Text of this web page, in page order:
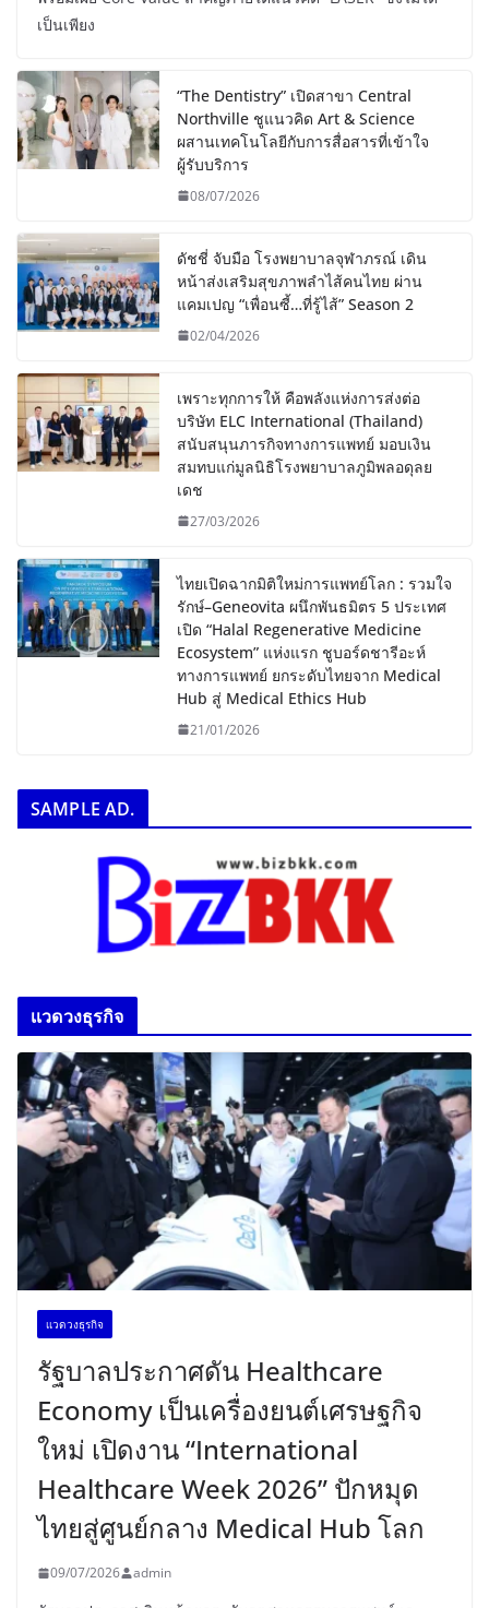
เป็นเพียง
“The Dentistry” เปิดสาขา Central
Northville ชูแนวคิด Art & Science
ผสานเทคโนโลยีกับการสื่อสารที่เข้าใจ
ผู้รับบริการ
08/07/2026
ดัชชี่ จับมือ โรงพยาบาลจุฬาภรณ์ เดิน
หน้าส่งเสริมสุขภาพลำไส้คนไทย ผ่าน
แคมเปญ “เพื่อนซี้…ที่รู้ไส้” Season 2
02/04/2026
เพราะทุกการให้ คือพลังแห่งการส่งต่อ
บริษัท ELC International (Thailand)
สนับสนุนภารกิจทางการแพทย์ มอบเงิน
สมทบแก่มูลนิธิโรงพยาบาลภูมิพลอดุลย
เดช
27/03/2026
ไทยเปิดฉากมิติใหม่การแพทย์โลก : รวมใจ
รักษ์–Geneovita ผนึกพันธมิตร 5 ประเทศ
เปิด “Halal Regenerative Medicine
Ecosystem” แห่งแรก ชูบอร์ดชารีอะห์
ทางการแพทย์ ยกระดับไทยจาก Medical
Hub สู่ Medical Ethics Hub
21/01/2026
SAMPLE AD.
เเวดวงธุรกิจ
เเวดวงธุรกิจ
รัฐบาลประกาศดัน Healthcare
Economy เป็นเครื่องยนต์เศรษฐกิจ
ใหม่ เปิดงาน “International
Healthcare Week 2026” ปักหมุด
ไทยสู่ศูนย์กลาง Medical Hub โลก
09/07/2026 admin